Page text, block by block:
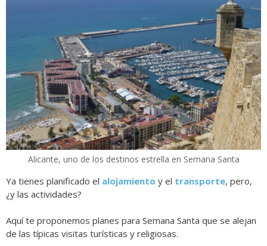
Alicante, uno de los destinos estrella en Semana Santa
Ya tienes planificado el alojamiento y el transporte, pero,
¿y las actividades?
Aquí te proponemos planes para Semana Santa que se alejan
de las típicas visitas turísticas y religiosas.